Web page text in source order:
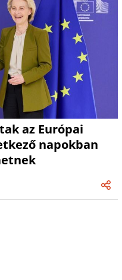
az Európai
napokban